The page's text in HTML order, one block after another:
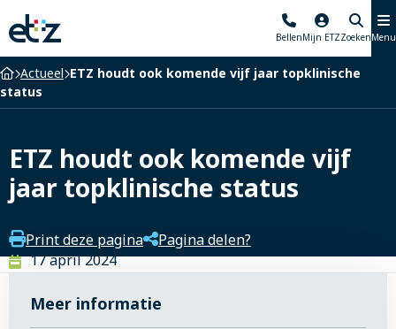
Elisabeth-
TweeSteden
Ziekenhuis
BellenMijn ETZZoekenMenu
Home
Actueel ETZ houdt ook komende vijf jaar topklinische
status
ETZ houdt ook komende vijf
jaar topklinische status
Print deze pagina
Pagina delen?
17 april 2024
Meer informatie